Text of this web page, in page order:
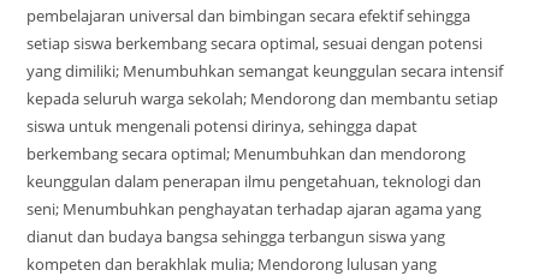
pembelajaran universal dan bimbingan secara efektif sehingga
setiap siswa berkembang secara optimal, sesuai dengan potensi
yang dimiliki; Menumbuhkan semangat keunggulan secara intensif
kepada seluruh warga sekolah; Mendorong dan membantu setiap
siswa untuk mengenali potensi dirinya, sehingga dapat
berkembang secara optimal; Menumbuhkan dan mendorong
keunggulan dalam penerapan ilmu pengetahuan, teknologi dan
seni; Menumbuhkan penghayatan terhadap ajaran agama yang
dianut dan budaya bangsa sehingga terbangun siswa yang
kompeten dan berakhlak mulia; Mendorong lulusan yang